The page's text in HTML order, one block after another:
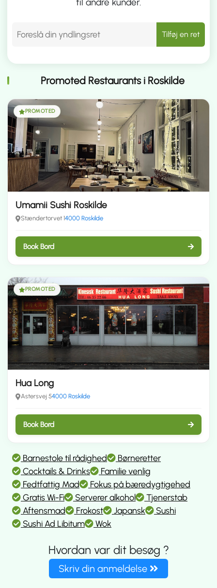
Tilføj en ret
Promoted Restaurants i Roskilde
PROMOTED
Umamii Sushi Roskilde
Stændertorvet 14000 Roskilde
Book Bord
PROMOTED
Hua Long
Astersvej 54000 Roskilde
Book Bord
Barnestole til rådighed
Børneretter
Cocktails & Drinks
Familie venlig
Fedtfattig Mad
Fokus på bæredygtigehed
Gratis Wi-Fi
Serverer alkohol
Tjenerstab
Aftensmad
Frokost Japansk
Sushi
Sushi Ad Libitum
Wok
Hvordan var dit besøg ?
Skriv din anmeldelse